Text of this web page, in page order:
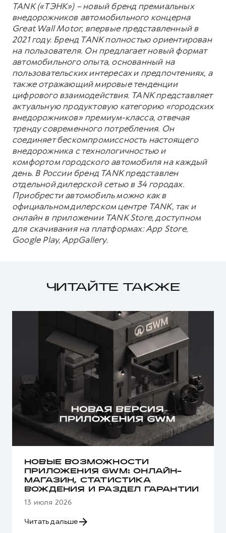
TANK («ТЭНК») – новый бренд премиальных
внедорожников автомобильного концерна
Great Wall Motor, впервые представленный в
2021 году. Бренд TANK полностью ориентирован
на пользователя. Он предлагает новый формат
автомобильного опыта, основанный на
пользовательских интересах и предпочтениях, а
также отражающий мировые тенденции
цифрового взаимодействия. TANK представляет
актуальную продуктовую категорию «городских
внедорожников» премиум-класса, отвечая
тренду современного потребления. Он
соединяет бескомпромиссность настоящего
внедорожника с технологичностью и
комфортом городского автомобиля на каждый
день. В России бренд TANK представлен
отдельной дилерской сетью в 34 городах.
Приобрести автомобиль можно как в
официальном дилерском центре TANK, так и
онлайн в приложении TANK Store, доступном
для скачивания на платформах: App Store,
Google Play, AppGallery.
ЧИТАЙТЕ ТАКЖЕ
НОВЫЕ ВОЗМОЖНОСТИ
ПРИЛОЖЕНИЯ GWM: ОНЛАЙН-
МАГАЗИН, СТАТИСТИКА
ВОЖДЕНИЯ И РАЗДЕЛ ГАРАНТИИ
13 июля 2026
Читать дальше